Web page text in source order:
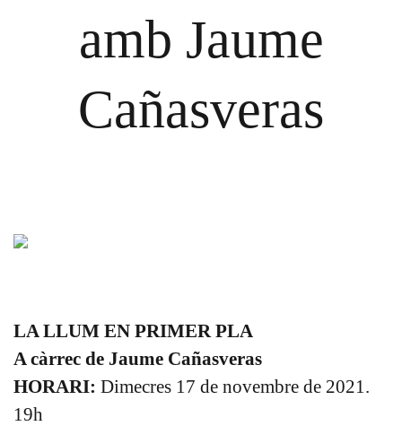
amb Jaume
Cañasveras
LA LLUM EN PRIMER PLA
A càrrec de Jaume Cañasveras
HORARI: Dimecres 17 de novembre de 2021.
19h